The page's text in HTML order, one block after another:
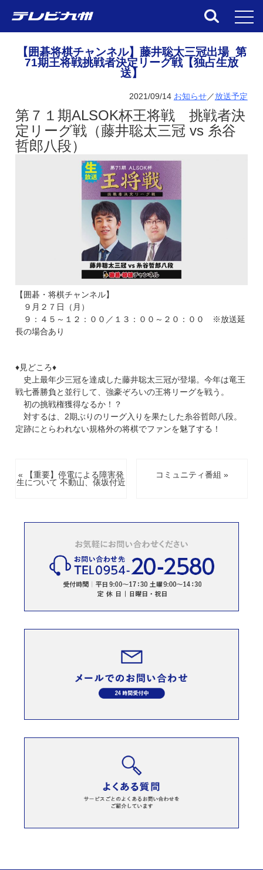
【囲碁将棋チャンネル】藤井聡太三冠出場_第
71期王将戦挑戦者決定リーグ戦【独占生放
送】
2021/09/14 お知らせ／ 放送予定
第７１期ALSOK杯王将戦 挑戦者決
定リーグ戦（藤井聡太三冠 vs 糸谷
哲郎八段）
【囲碁・将棋チャンネル】
９月２７日（月）
９：４５～１２：００／１３：００～２０：００ ※放送延
長の場合あり
♦見どころ♦
史上最年少三冠を達成した藤井聡太三冠が登場。今年は竜王
戦七番勝負と並行して、強豪ぞろいの王将リーグを戦う。
初の挑戦権獲得なるか！？
対するは、 2期ぶりのリーグ入りを果たした糸谷哲郎八段。
定跡にとらわれない規格外の将棋でファンを魅了する！
« 【重要】停電による障害発
生について 不動山、俵坂付近
コミュニティ番組 »